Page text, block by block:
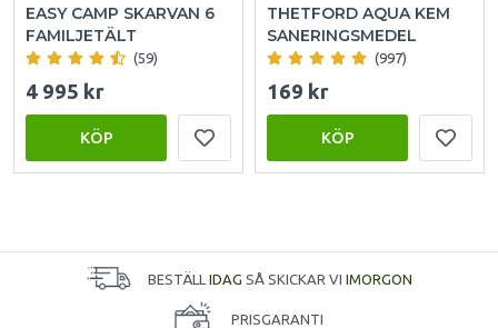
EASY CAMP SKARVAN 6
FAMILJETÄLT
(59)
4 995 kr
KÖP
THETFORD AQUA KEM
SANERINGSMEDEL
(997)
169 kr
KÖP
BESTÄLL IDAG SÅ SKICKAR VI IMORGON
PRISGARANTI